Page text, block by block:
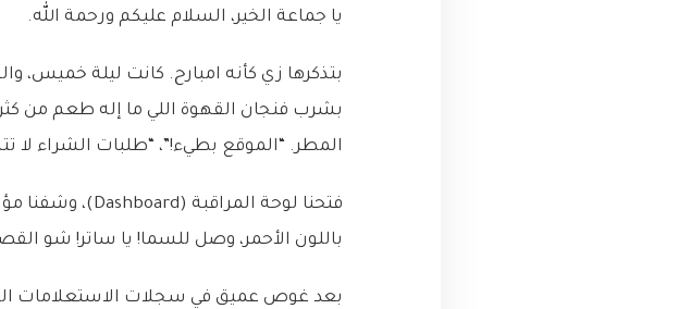
يا جماعة الخير، السلام عليكم ورحمة الله.
بتذكرها زي كأنه امبارح. كانت ليلة خميس،
بشرب فنجان القهوة اللي ما إله طعم من
المطر. “الموقع بطيء!”، “طلبات الشراء لا
باللون الأحمر، وصل للسما! يا ساتر! شو